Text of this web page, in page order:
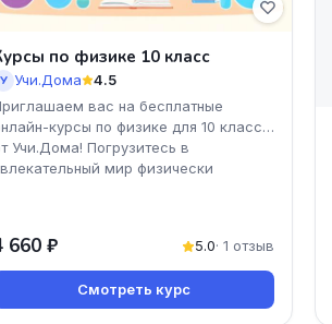
по физике 10 класс
У Учи.Дома
4.5
вас на бесплатные
курсы по физике для 10 класса
Учи.Дома! Погрузитесь в
мир физически
660 ₽ 5.0· 1 отзыв
Смотреть курс